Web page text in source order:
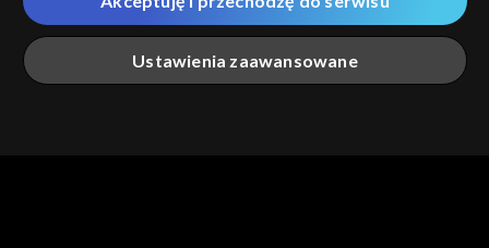
przez nas identyfikatora PPID do Google.
Twoje dane osobowe zbierane podczas odwiedzania przez
Ciebie naszych
poszczególnych serwisówzwanych dalej
„Portalem”, w tym informacje zapisywane za pomocą
Ustawienia zaawansowane